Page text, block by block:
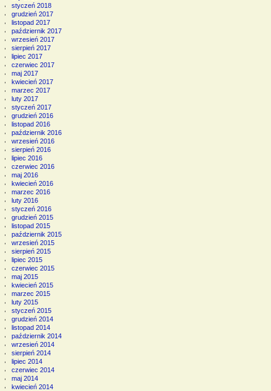
styczeń 2018
grudzień 2017
listopad 2017
październik 2017
wrzesień 2017
sierpień 2017
lipiec 2017
czerwiec 2017
maj 2017
kwiecień 2017
marzec 2017
luty 2017
styczeń 2017
grudzień 2016
listopad 2016
październik 2016
wrzesień 2016
sierpień 2016
lipiec 2016
czerwiec 2016
maj 2016
kwiecień 2016
marzec 2016
luty 2016
styczeń 2016
grudzień 2015
listopad 2015
październik 2015
wrzesień 2015
sierpień 2015
lipiec 2015
czerwiec 2015
maj 2015
kwiecień 2015
marzec 2015
luty 2015
styczeń 2015
grudzień 2014
listopad 2014
październik 2014
wrzesień 2014
sierpień 2014
lipiec 2014
czerwiec 2014
maj 2014
kwiecień 2014